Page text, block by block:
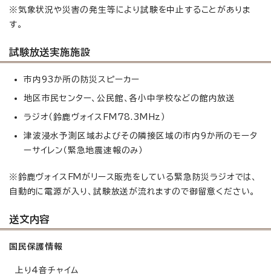
※気象状況や災害の発生等により試験を中止することがありま
す。
試験放送実施施設
市内93か所の防災スピーカー
地区市民センター、公民館、各小中学校などの館内放送
ラジオ（鈴鹿ヴォイスFM78.3MHz）
津波浸水予測区域およびその隣接区域の市内9か所のモータ
ーサイレン（緊急地震速報のみ）
※鈴鹿ヴォイスFMがリース販売をしている緊急防災ラジオでは、
自動的に電源が入り、試験放送が流れますので御留意ください。
送文内容
国民保護情報
上り4音チャイム